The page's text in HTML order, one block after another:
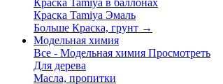
Краска Tamiya в баллонах
Краска Tamiya Эмаль
Больше Краска, грунт →
Модельная химия
Все - Модельная химия Просмотреть
Для дерева
Масла, пропитки